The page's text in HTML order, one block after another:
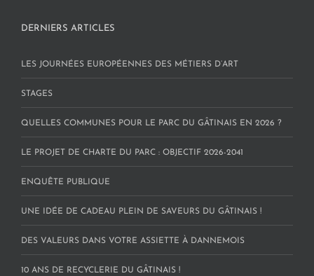
DERNIERS ARTICLES
LES JOURNÉES EUROPÉENNES DES MÉTIERS D’ART
STAGES
QUELLES COMMUNES POUR LE PARC DU GÂTINAIS EN 2026 ?
LE PROJET DE CHARTE DU PARC : OBJECTIF 2026-2041
ENQUÊTE PUBLIQUE
UNE IDÉE DE CADEAU PLEIN DE SAVEURS DU GÂTINAIS !
DES VALEURS DANS VOTRE ASSIETTE À DANNEMOIS
10 ANS DE RECYCLERIE DU GÂTINAIS !